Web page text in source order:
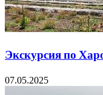
Экскурсия по
07.05.2025